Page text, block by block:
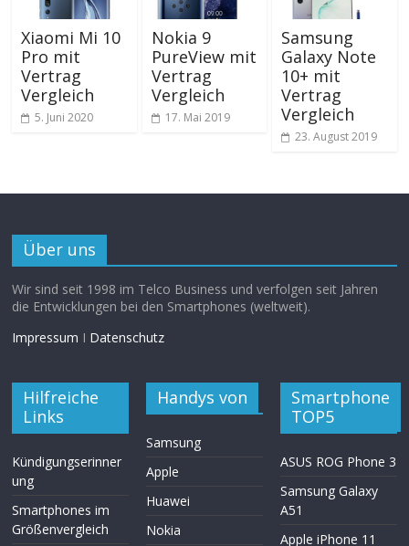
Xiaomi Mi 10
Pro mit
Vertrag
Vergleich
5. Juni 2020
Nokia 9
PureView mit
Vertrag
Vergleich
17. Mai 2019
Samsung
Galaxy Note
10+ mit
Vertrag
Vergleich
23. August 2019
Über uns
Wir sind seit 1998 im Telco Business und verfolgen seit Jahren
die Entwicklungen bei den Smartphones (weltweit).
Impressum I Datenschutz
Hilfreiche
Links
Kündigungserinner
ung
Smartphones im
Größenvergleich
Handys von
Samsung
Apple
Huawei
Nokia
Smartphone
TOP5
ASUS ROG Phone 3
Samsung Galaxy
A51
Apple iPhone 11